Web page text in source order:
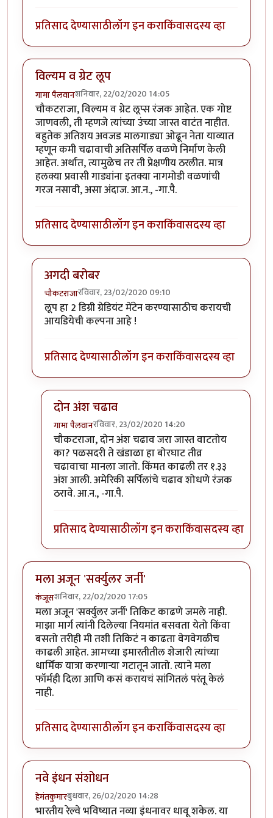
प्रतिसाद देण्यासाठीलॉग इन कराकिंवासदस्य व्हा
विल्यम व ग्रेट लूप
गामा पैलवानशनिवार, 22/02/2020 14:05
चौकटराजा, विल्यम व ग्रेट लूप्स रंजक आहेत. एक गोष्ट
जाणवली, ती म्हणजे त्यांच्या उंच्या जास्त वाटंत नाहीत.
बहुतेक अतिशय अवजड मालगाड्या ओढून नेता याव्यात
म्हणून कमी चढावाची अतिसर्पिल वळणे निर्माण केली
आहेत. अर्थात, त्यामुळेच तर ती प्रेक्षणीय ठरलीत. मात्र
हलक्या प्रवासी गाड्यांना इतक्या नागमोडी वळणांची
गरज नसावी, असा अंदाज. आ.न., -गा.पै.
प्रतिसाद देण्यासाठीलॉग इन कराकिंवासदस्य व्हा
अगदी बरोबर
चौकटराजारविवार, 23/02/2020 09:10
In reply toविल्यम व ग्रेट लूपbyगामा पैलवान
लूप हा 2 डिग्री ग्रेडियंट मेंटेन करण्यासाठीच करायची
आयडियेची कल्पना आहे !
प्रतिसाद देण्यासाठीलॉग इन कराकिंवासदस्य व्हा
दोन अंश चढाव
गामा पैलवानरविवार, 23/02/2020 14:20
In reply toअगदी बरोबरbyचौकटराजा
चौकटराजा, दोन अंश चढाव जरा जास्त वाटतोय
का? पळसदरी ते खंडाळा हा बोरघाट तीव्र
चढावाचा मानला जातो. किंमत काढली तर १.३३
अंश आली. अमेरिकी सर्पिलांचे चढाव शोधणे रंजक
ठरावे. आ.न., -गा.पै.
प्रतिसाद देण्यासाठीलॉग इन कराकिंवासदस्य व्हा
मला अजून 'सर्क्युलर जर्नी'
कंजूसशनिवार, 22/02/2020 17:05
मला अजून 'सर्क्युलर जर्नी' तिकिट काढणे जमले नाही.
माझा मार्ग त्यांनी दिलेल्या नियमांत बसवता येतो किंवा
बसतो तरीही मी तशी तिकिटं न काढता वेगवेगळीच
काढली आहेत. आमच्या इमारतीतील शेजारी त्यांच्या
धार्मिक यात्रा करणाऱ्या गटातून जातो. त्याने मला
फॉर्मही दिला आणि कसं करायचं सांगितलं परंतू केलं
नाही.
प्रतिसाद देण्यासाठीलॉग इन कराकिंवासदस्य व्हा
नवे इंधन संशोधन
हेमंतकुमारबुधवार, 26/02/2020 14:28
भारतीय रेल्वे भविष्यात नव्या इंधनावर धावू शकेल. या